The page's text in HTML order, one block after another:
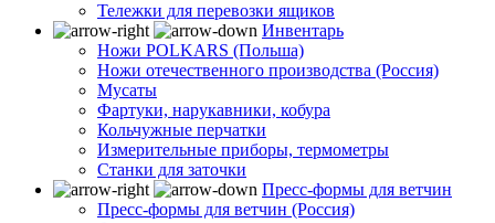
Тележки для перевозки ящиков
Инвентарь
Ножи POLKARS (Польша)
Ножи отечественного производства (Россия)
Мусаты
Фартуки, нарукавники, кобура
Кольчужные перчатки
Измерительные приборы, термометры
Станки для заточки
Пресс-формы для ветчин
Пресс-формы для ветчин (Россия)